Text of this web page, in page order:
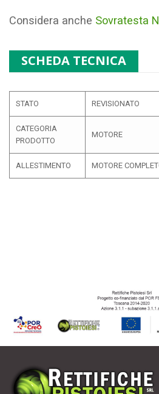
Considera anche Sovratesta
SCHEDA TECNICA
STATO REVISIONATO
CATEGORIA
PRODOTTO
MOTORE
ALLESTIMENTO MOTORE